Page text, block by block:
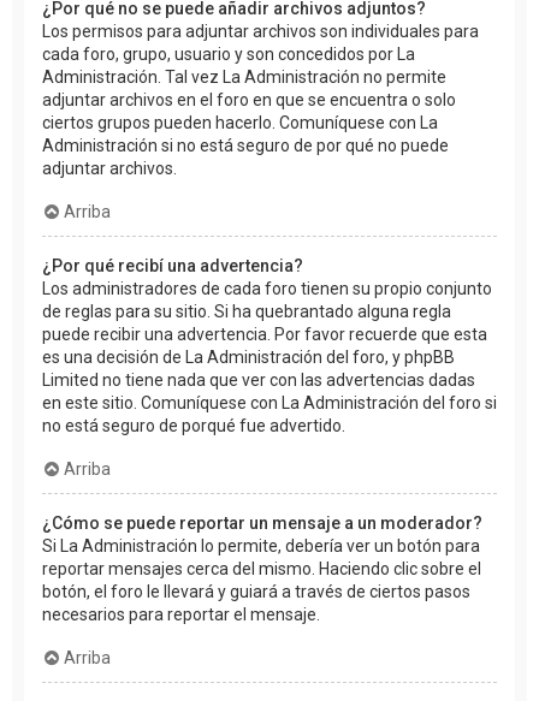
¿Por qué no se puede añadir archivos adjuntos?
Los permisos para adjuntar archivos son individuales para
cada foro, grupo, usuario y son concedidos por La
Administración. Tal vez La Administración no permite
adjuntar archivos en el foro en que se encuentra o solo
ciertos grupos pueden hacerlo. Comuníquese con La
Administración si no está seguro de por qué no puede
adjuntar archivos.
Arriba
¿Por qué recibí una advertencia?
Los administradores de cada foro tienen su propio conjunto
de reglas para su sitio. Si ha quebrantado alguna regla
puede recibir una advertencia. Por favor recuerde que esta
es una decisión de La Administración del foro, y phpBB
Limited no tiene nada que ver con las advertencias dadas
en este sitio. Comuníquese con La Administración del foro si
no está seguro de porqué fue advertido.
Arriba
¿Cómo se puede reportar un mensaje a un moderador?
Si La Administración lo permite, debería ver un botón para
reportar mensajes cerca del mismo. Haciendo clic sobre el
botón, el foro le llevará y guiará a través de ciertos pasos
necesarios para reportar el mensaje.
Arriba